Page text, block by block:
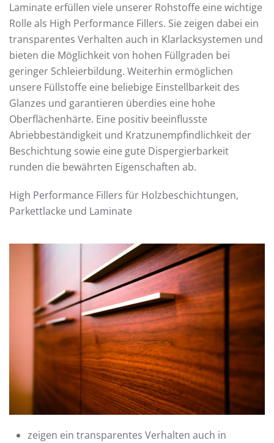
Laminate erfüllen viele unserer Rohstoffe eine wichtige
Rolle als High Performance Fillers. Sie zeigen dabei ein
transparentes Verhalten auch in Klarlacksystemen und
bieten die Möglichkeit von hohen Füllgraden bei
geringer Schleierbildung. Weiterhin ermöglichen
unsere Füllstoffe eine beliebige Einstellbarkeit des
Glanzes und garantieren überdies eine hohe
Oberflächenhärte. Eine positiv beeinflusste
Abriebbeständigkeit und Kratzunempfindlichkeit der
Beschichtung sowie eine gute Dispergierbarkeit
runden die bewährten Eigenschaften ab.
High Performance Fillers für Holzbeschichtungen,
Parkettlacke und Laminate
zeigen ein transparentes Verhalten auch in